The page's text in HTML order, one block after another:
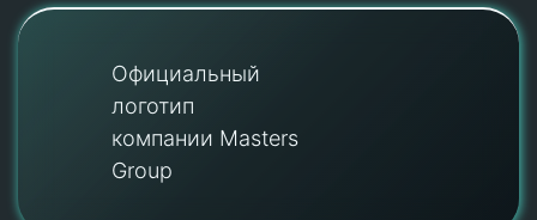
Официальный
логотип
компании Masters
Group